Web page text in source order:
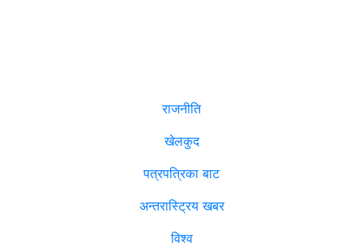
राजनीति
खेलकुद
पत्रपत्रिका बाट
अन्तरास्ट्रिय खबर
विश्व